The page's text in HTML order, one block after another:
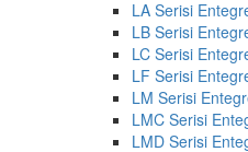
LA Serisi
LB Serisi
LC Serisi
LF Serisi
LM Serisi
LMC Serisi
LMD Serisi